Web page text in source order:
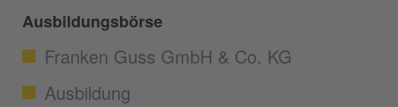
Ausbildungsbörse
Franken Guss GmbH & Co. KG
Ausbildung